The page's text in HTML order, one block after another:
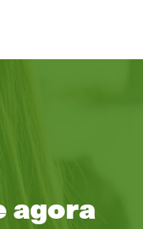
agora